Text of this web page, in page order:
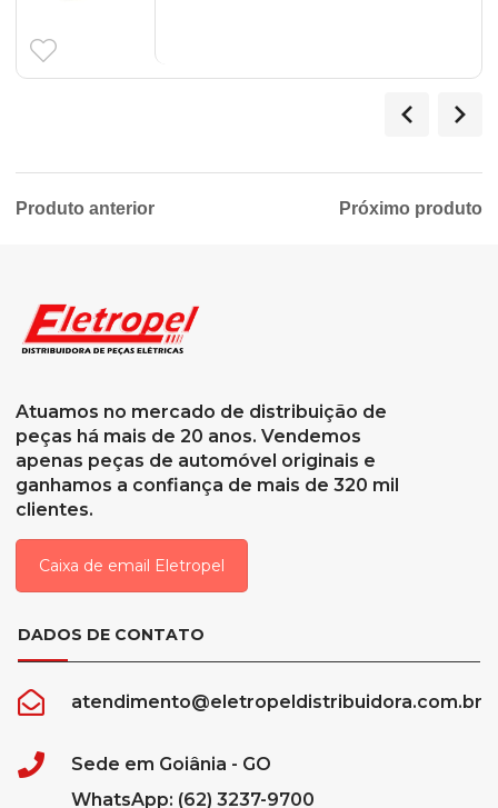
Produto anterior Próximo produto
Atuamos no mercado de distribuição de
peças há mais de 20 anos. Vendemos
apenas peças de automóvel originais e
ganhamos a confiança de mais de 320 mil
clientes.
Caixa de email Eletropel
DADOS DE CONTATO
atendimento@eletropeldistribuidora.com.br
Sede em Goiânia - GO
WhatsApp: (62) 3237-9700